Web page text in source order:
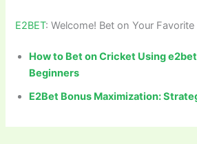
E2BET: Welcome! Bet on Your
How to Bet on Cricket Using
Beginners
E2Bet Bonus Maximization: